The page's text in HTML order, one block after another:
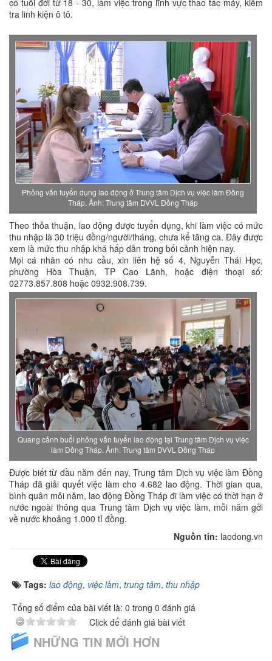
tra linh kiện ô tô.
Phỏng vấn tuyển dụng lao động ở Trung tâm Dịch vụ việc làm Đồng
Tháp. Ảnh: Trung tâm DVVL Đồng Tháp
Theo thỏa thuận, lao động được tuyển dụng, khi làm việc có mức
thu nhập là 30 triệu đồng/người/tháng, chưa kể tăng ca. Đây được
xem là mức thu nhập khá hấp dẫn trong bối cảnh hiện nay.
Mọi cá nhân có nhu cầu, xin liên hệ số 4, Nguyễn Thái Học,
phường Hòa Thuận, TP Cao Lãnh, hoặc điện thoại số:
02773.857.808 hoặc 0932.908.739.
Quang cảnh buổi phỏng vấn tuyển lao động tại Trung tâm Dịch vụ việc
làm Đồng Tháp. Ảnh: Trung tâm DVVL Đồng Tháp
Được biết từ đầu năm đến nay, Trung tâm Dịch vụ việc làm Đồng
Tháp đã giải quyết việc làm cho 4.682 lao động. Thời gian qua,
bình quân mỗi năm, lao động Đồng Tháp đi làm việc có thời hạn ở
nước ngoài thông qua Trung tâm Dịch vụ việc làm, mỗi năm gởi
về nước khoảng 1.000 tỉ đồng.
Nguồn tin: laodong.vn
Tags: lao động, việc làm, trung tâm, thu nhập
Tổng số điểm của bài viết là: 0 trong 0 đánh giá
Click để đánh giá bài viết
NHỮNG TIN MỚI HƠN